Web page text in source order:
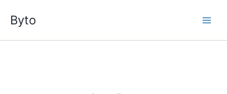
contenuto
Byto